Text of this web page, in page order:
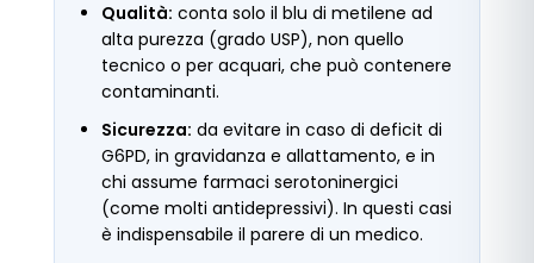
Qualità: conta solo il blu di metilene ad
alta purezza (grado USP), non quello
tecnico o per acquari, che può contenere
contaminanti.
Sicurezza: da evitare in caso di deficit di
G6PD, in gravidanza e allattamento, e in
chi assume farmaci serotoninergici
(come molti antidepressivi). In questi casi
è indispensabile il parere di un medico.